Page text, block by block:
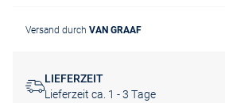
Versand durch VAN GRAAF
LIEFERZEIT
Lieferzeit ca. 1 - 3 Tage